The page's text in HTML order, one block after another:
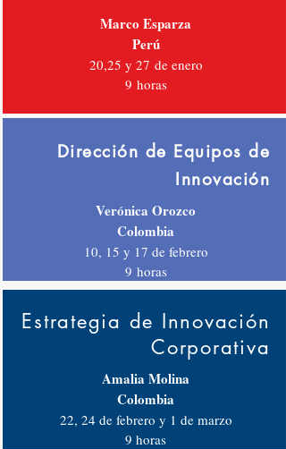
Marco Esparza
Perú
20,25 y 27 de enero
9 horas
Dirección de Equipos de
Innovación
Verónica Orozco
Colombia
10, 15 y 17 de febrero
9 horas
Estrategia de Innovación
Corporativa
Amalia Molina
Colombia
22, 24 de febrero y 1 de marzo
9 horas